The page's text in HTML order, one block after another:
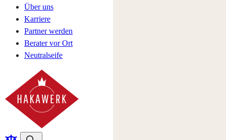
Über uns
Karriere
Partner werden
Berater vor Ort
Neutralseife